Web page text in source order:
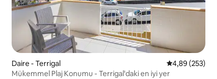
Daire - Terrigal 5 üzerinden
4,89 (253)
Mükemmel Plaj Konumu - Terrigal'daki en iyi yer